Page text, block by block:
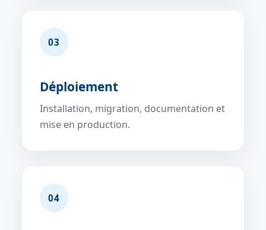
03
Déploiement
Installation, migration, documentation et
mise en production.
04